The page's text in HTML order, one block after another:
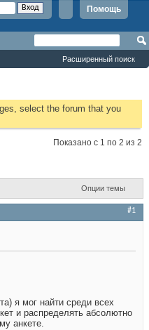
Помощь
Расширенный поиск
select the forum that you
Показано с 1 по 2 из 2
Опции темы
#1
я мог найти среди всех
и распределять абсолютно
анкете.